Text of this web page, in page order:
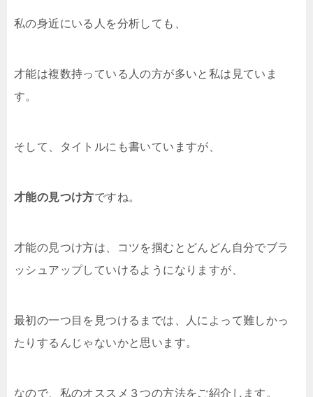
私の身近にいる人を分析しても、
才能は複数持っている人の方が多いと私は見ていま
す。
そして、タイトルにも書いていますが、
才能の見つけ方ですね。
才能の見つけ方は、コツを掴むとどんどん自分でブラ
ッシュアップしていけるようになりますが、
最初の一つ目を見つけるまでは、人によって難しかっ
たりするんじゃないかと思います。
なので、私のオススメ３つの方法をご紹介します。